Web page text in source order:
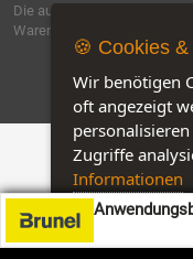
Die auf dieser Seite
Warenzeichen sind
🍪 Cookies
Wir benötigen
oft angezeigt
Zugriffe
Informationen